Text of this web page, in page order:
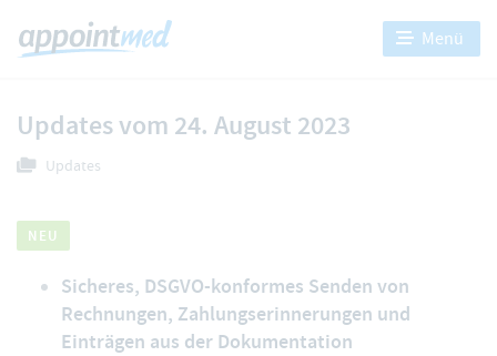
Menü
Updates vom 24. August 2023
Updates
NEU
Sicheres, DSGVO-konformes Senden von
Rechnungen, Zahlungserinnerungen und
Einträgen aus der Dokumentation